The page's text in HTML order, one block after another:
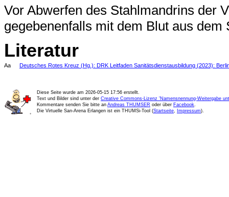
Vor Abwerfen des Stahlmandrins der
gegebenenfalls mit dem Blut aus
Literatur
Aa Deutsches Rotes Kreuz (Hg.): DRK Leitfaden Sanitätsdienstausbildung (2023):
Diese Seite wurde am 2026-05-15 17:56 erstellt.
Text und Bilder sind unter der Creative Commons-Lizenz 'Namensnennung-Weitergabe
Kommentare senden Sie bitte an Andreas THUMSER oder über Facebook.
Die Virtuelle San-Arena Erlangen ist ein THUMSi-Tool (Startseite, Impressum).